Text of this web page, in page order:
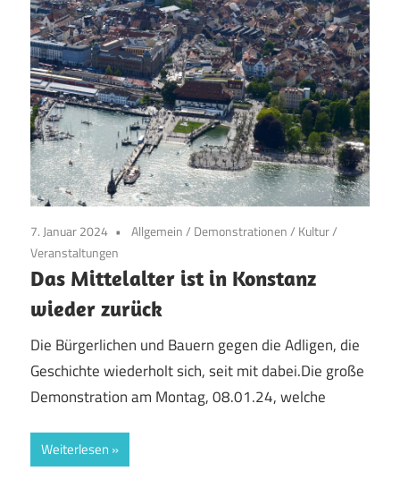
7. Januar 2024 Allgemein/ Demonstrationen/ Kultur/
Veranstaltungen
Das Mittelalter ist in Konstanz
wieder zurück
Die Bürgerlichen und Bauern gegen die Adligen, die
Geschichte wiederholt sich, seit mit dabei.Die große
Demonstration am Montag, 08.01.24, welche
Weiterlesen